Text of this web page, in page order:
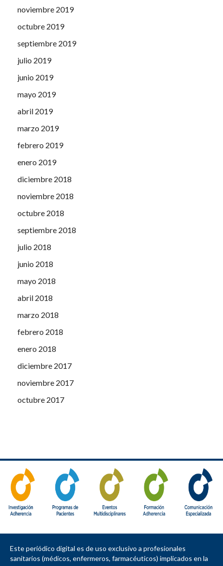
noviembre 2019
octubre 2019
septiembre 2019
julio 2019
junio 2019
mayo 2019
abril 2019
marzo 2019
febrero 2019
enero 2019
diciembre 2018
noviembre 2018
octubre 2018
septiembre 2018
julio 2018
junio 2018
mayo 2018
abril 2018
marzo 2018
febrero 2018
enero 2018
diciembre 2017
noviembre 2017
octubre 2017
Este periódico digital es de uso exclusivo a profesionales
sanitarios (médicos, enfermeros, farmacéuticos) implicados en la